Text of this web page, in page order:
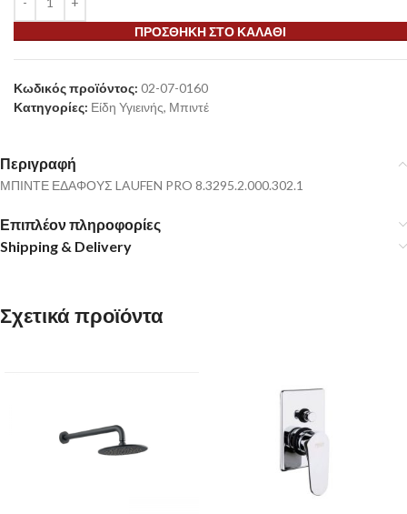
ΠΡΟΣΘΉΚΗ ΣΤΟ ΚΑΛΆΘΙ
Κωδικός προϊόντος: 02-07-0160
Κατηγορίες: Είδη Υγιεινής, Μπιντέ
Περιγραφή
ΜΠΙΝΤΕ ΕΔΑΦΟΥΣ LAUFEN PRO 8.3295.2.000.302.1
Επιπλέον πληροφορίες
Shipping & Delivery
Σχετικά προϊόντα